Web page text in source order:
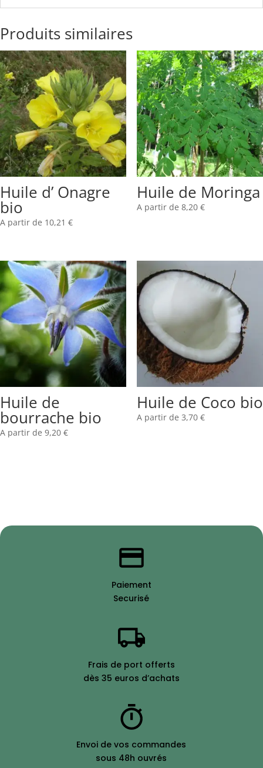
Produits similaires
Huile d’ Onagre
bio
A partir de 10,21 €
Huile de Moringa
A partir de 8,20 €
Huile de
bourrache bio
A partir de 9,20 €
Huile de Coco bio
A partir de 3,70 €
Paiement
Securisé
Frais de port offerts
dès 35 euros d’achats
Envoi de vos commandes
sous 48h ouvrés